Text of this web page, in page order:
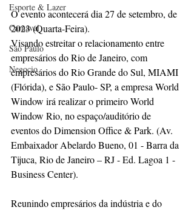
Esporte & Lazer
Carnaval
São Paulo
Negocio
O evento acontecerá dia 27 de setembro, de
2023 (Quarta-Feira).
Visando estreitar o relacionamento entre
empresários do Rio de Janeiro, com
empresários do Rio Grande do Sul, MIAMI
(Flórida), e São Paulo- SP, a empresa World
Window irá realizar o primeiro World
Window Rio, no espaço/auditório de
eventos do Dimension Office & Park. (Av.
Embaixador Abelardo Bueno, 01 - Barra da
Tijuca, Rio de Janeiro – RJ - Ed. Lagoa 1 -
Business Center).
Reunindo empresários da indústria e do